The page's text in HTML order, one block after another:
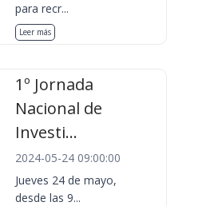
para recr...
Leer más
1º Jornada
Nacional de
Investi...
2024-05-24 09:00:00
Jueves 24 de mayo,
desde las 9...